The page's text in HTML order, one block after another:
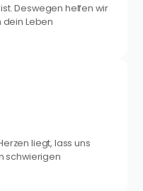
Deswegen helfen wir
Leben
liegt, lass uns
schwierigen